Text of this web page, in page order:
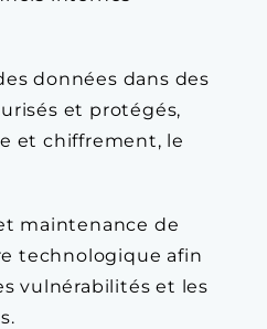
données dans des
et protégés,
et chiffrement, le
maintenance de
technologique afin
vulnérabilités et les